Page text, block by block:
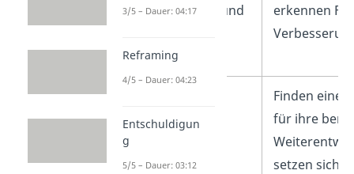
den Arbeitsalltag und
Mitarbeiters.
erkennen
Entwicklung des
Mitarbeiters und
erkennen
Finden
für ihre
setzen sich
3/5 – Dauer: 04:17
Reframing
4/5 – Dauer: 04:23
Entschuldigun
g
5/5 – Dauer: 03:12